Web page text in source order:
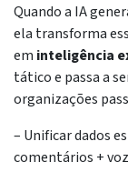
Quando a IA
ela transforma
em inteligência
tático e passa a
organizações
– Unificar dados
comentários +